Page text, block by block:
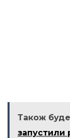
Також буде
запустили